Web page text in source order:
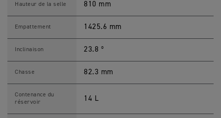
Hauteur de la selle 810 mm
Empattement 1425.6 mm
Inclinaison 23.8 º
Chasse 82.3 mm
Contenance du
réservoir
14 L